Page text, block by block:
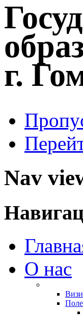
г.
Nav
О нас